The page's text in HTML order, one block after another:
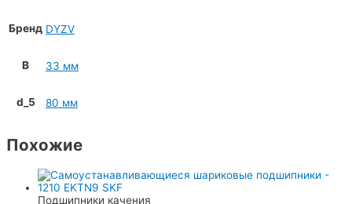
Бренд DYZV
B 33 мм
d_5 80 мм
Похожие
Подшипники качения